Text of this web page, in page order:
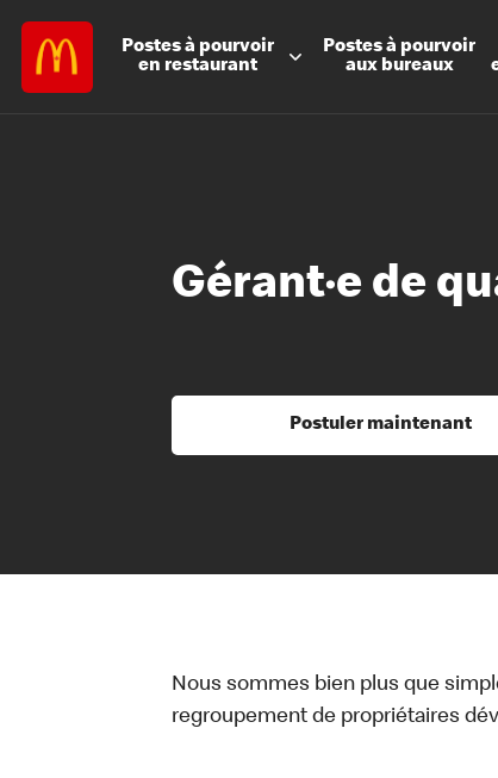
Postes à pourvoir
en restaurant
Postes à pourvoir
aux bureaux
Gérant·e de
Postuler maintenant
Nous sommes bien plus que
regroupement de propriétaires